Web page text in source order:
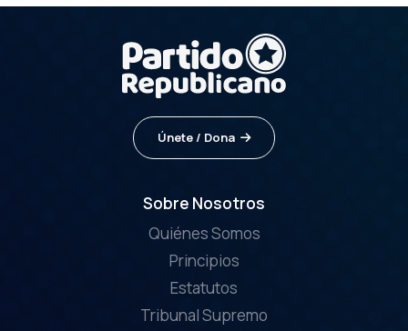
Únete / Dona
Sobre Nosotros
Quiénes Somos
Principios
Estatutos
Tribunal Supremo